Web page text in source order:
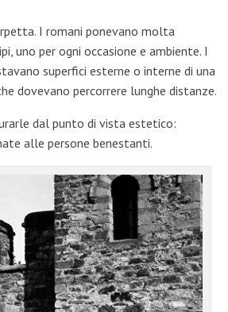
I romani ponevano molta
uno per ogni occasione e ambiente. I
superfici esterne o interne di una
dovevano percorrere lunghe distanze.
dal punto di vista estetico:
alle persone benestanti.